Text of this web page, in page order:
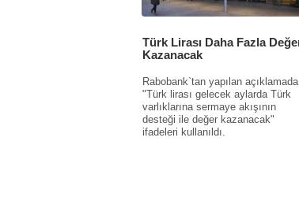
Türk Lirası Daha Fazla
Kazanacak
Rabobank`tan yapılan açıklamada
"Türk lirası gelecek aylarda Türk
varlıklarına sermaye akışının
desteği ile değer kazanacak"
ifadeleri kullanıldı.